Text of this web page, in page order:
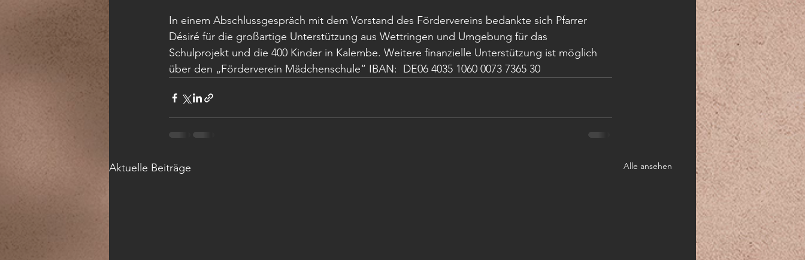
In einem Abschlussgespräch mit dem Vorstand des Fördervereins bedankte sich Pfarrer
Désiré für die großartige Unterstützung aus Wettringen und Umgebung für das
Schulprojekt und die 400 Kinder in Kalembe. Weitere finanzielle Unterstützung ist möglich
über den „Förderverein Mädchenschule“ IBAN:  DE06 4035 1060 0073 7365 30
Aktuelle Beiträge Alle ansehen